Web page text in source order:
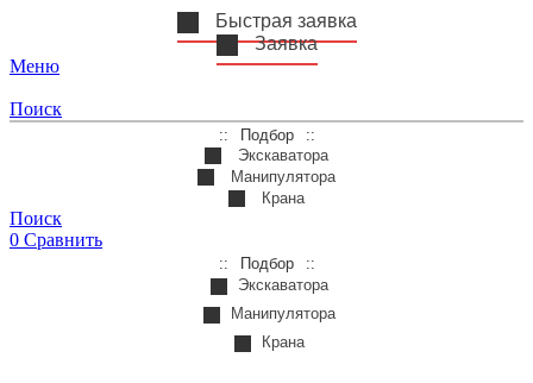
Быстрая заявка
Заявка
Меню
Поиск
Подбор
Экскаватора
Манипулятора
Крана
Поиск
0 Сравнить
Подбор
Экскаватора
Манипулятора
Крана